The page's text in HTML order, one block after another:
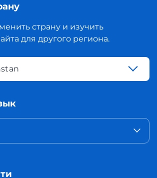
страну и изучить
для другого региона.